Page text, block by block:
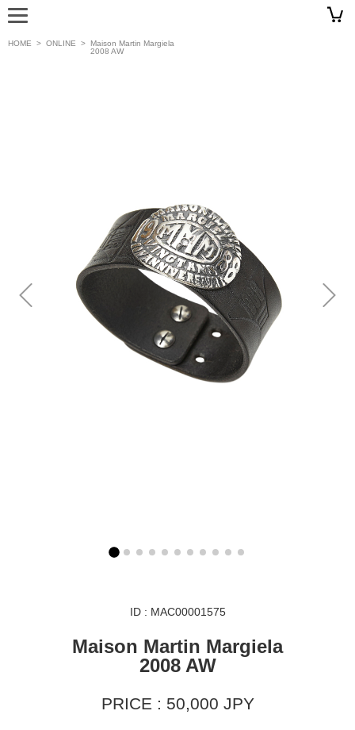
HOME > ONLINE > Maison Martin Margiela
2008 AW
ID : MAC00001575
Maison Martin Margiela
2008 AW
PRICE : 50,000 JPY